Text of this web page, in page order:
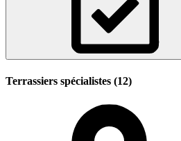
Terrassiers spécialistes (12)